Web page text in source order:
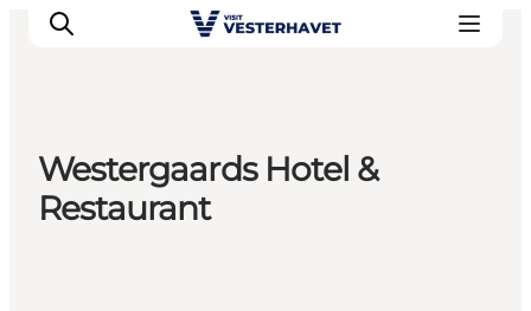
Det sker
Westergaards Hotel &
Restaurant